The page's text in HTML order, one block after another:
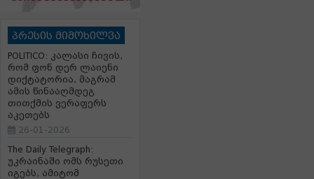
პრესის მიმოხილვა
POLITICO: კალასი ჩივის,
რომ ფონ დერ ლაიენი
დიქტატორია, მაგრამ
ამის წინააღმდეგ
თითქმის ვერაფერს
აკეთებს
26-01-2026
The Daily Telegraph:
უკრაინაში ომს რუსეთი
იგებს, ამიტომ